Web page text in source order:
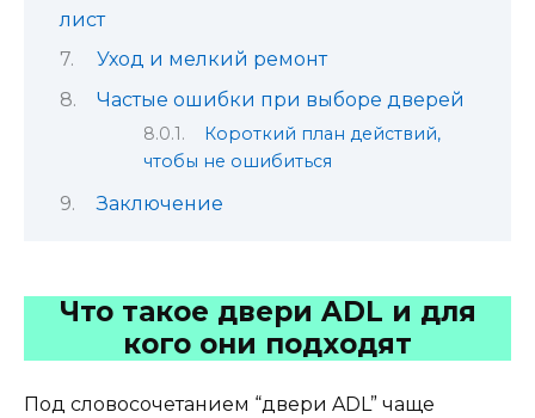
лист
Уход и мелкий ремонт
Частые ошибки при выборе дверей
Короткий план действий,
чтобы не ошибиться
Заключение
Что такое двери ADL и для
кого они подходят
Под словосочетанием “двери ADL” чаще